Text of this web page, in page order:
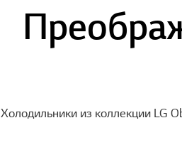
Холодильники из коллекции LG